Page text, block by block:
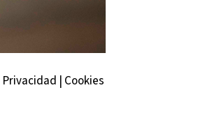
Privacidad | Cookies